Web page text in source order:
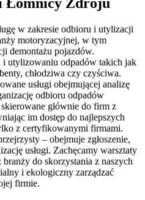
w zakresie odbioru i utylizacji
motoryzacyjnej, w tym
demontażu pojazdów.
i utylizowaniu odpadów takich jak
chłodziwa czy czyściwa.
usługi obejmującej analizę
odbioru odpadów
głównie do firm z
im dostęp do najlepszych
z certyfikowanymi firmami.
– obejmuje zgłoszenie,
usługi. Zachęcamy warsztaty
do skorzystania z naszych
i ekologiczny zarządzać
firmie.